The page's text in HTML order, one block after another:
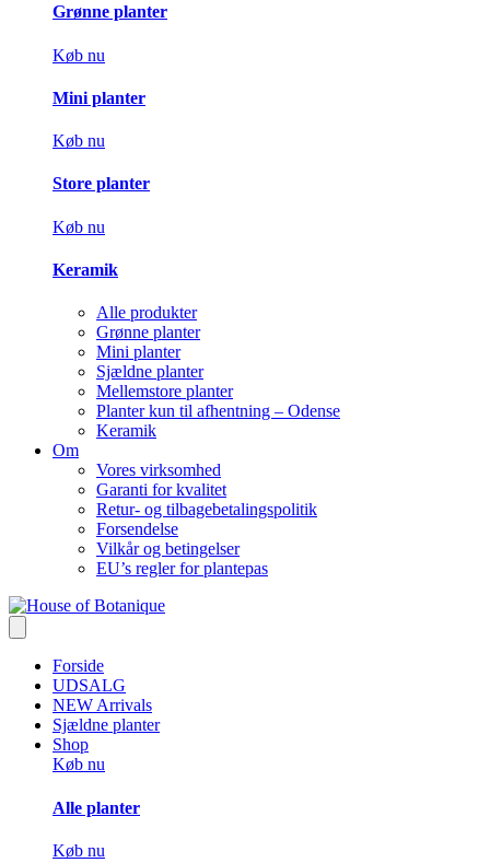
Grønne planter
Køb nu
Mini planter
Køb nu
Store planter
Køb nu
Keramik
Alle produkter
Grønne planter
Mini planter
Sjældne planter
Mellemstore planter
Planter kun til afhentning – Odense
Keramik
Om
Vores virksomhed
Garanti for kvalitet
Retur- og tilbagebetalingspolitik
Forsendelse
Vilkår og betingelser
EU’s regler for plantepas
Forside
UDSALG
NEW Arrivals
Sjældne planter
Shop
Køb nu
Alle planter
Køb nu